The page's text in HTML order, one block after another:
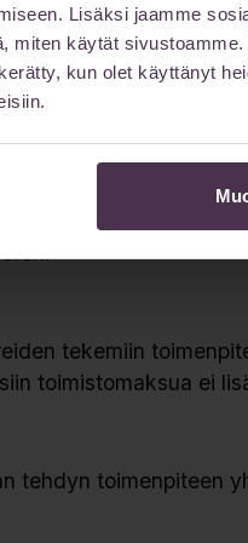
Lisäksi jaamme
miten käytät
kun olet käyttänyt
tekemisen
implanteilla”
ompeleiden
tekemiin
toimistomaksua ei
tehdyn toimenpiteen